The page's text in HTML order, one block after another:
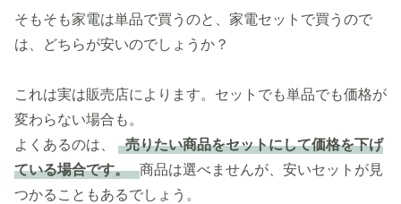
そもそも家電は単品で買うのと、家電セットで買うので
は、どちらが安いのでしょうか？
これは実は販売店によります。セットでも単品でも価格が
変わらない場合も。
よくあるのは、
売りたい商品をセットにして価格を下げ
ている場合です。 商品は選べませんが、安いセットが見
つかることもあるでしょう。